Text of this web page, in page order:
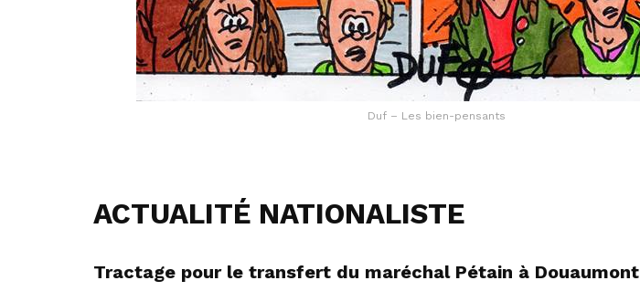
Duf – Les bien-pensants
ACTUALITÉ NATIONALISTE
Tractage pour le transfert du maréchal Pétain à Douaumont